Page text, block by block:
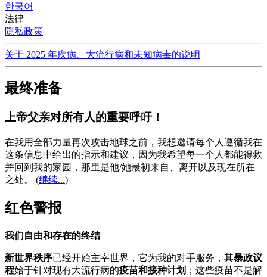
한국어
法律
隱私政策
关于 2025 年疾病、大流行病和未知病毒的说明
最终准备
上帝父亲对所有人的重要呼吁！
在我用全部力量再次攻击地球之前，我想邀请每个人遵循我在
这条信息中给出的指示和建议，因为我希望每一个人都能得救
并回到我的家园，那里是他/她最初来自、离开以及现在所在
之处。
(继续...)
红色警报
我们自由和存在的终结
新世界秩序已经开始主宰世界，它为我的对手服务，其暴政议
程始于针对现有大流行病的疫苗和接种计划 ；这些疫苗不是解